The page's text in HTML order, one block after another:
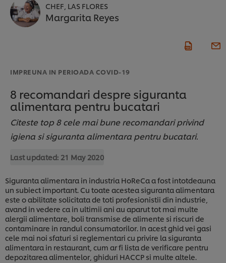
CHEF, LAS FLORES
Margarita Reyes
IMPREUNA IN PERIOADA COVID-19
8 recomandari despre siguranta
alimentara pentru bucatari
Citeste top 8 cele mai bune recomandari privind
igiena si siguranta alimentara pentru bucatari.
Last updated: 21 May 2020
Siguranta alimentara in industria HoReCa a fost intotdeauna
un subiect important. Cu toate acestea siguranta alimentara
este o abilitate solicitata de toti profesionistii din industrie,
avand in vedere ca in ultimii ani au aparut tot mai multe
alergii alimentare, boli transmise de alimente si riscuri de
contaminare in randul consumatorilor. In acest ghid vei gasi
cele mai noi sfaturi si reglementari cu privire la siguranta
alimentara in restaurant, cum ar fi lista de verificare pentru
depozitarea alimentelor, ghiduri HACCP si multe altele.